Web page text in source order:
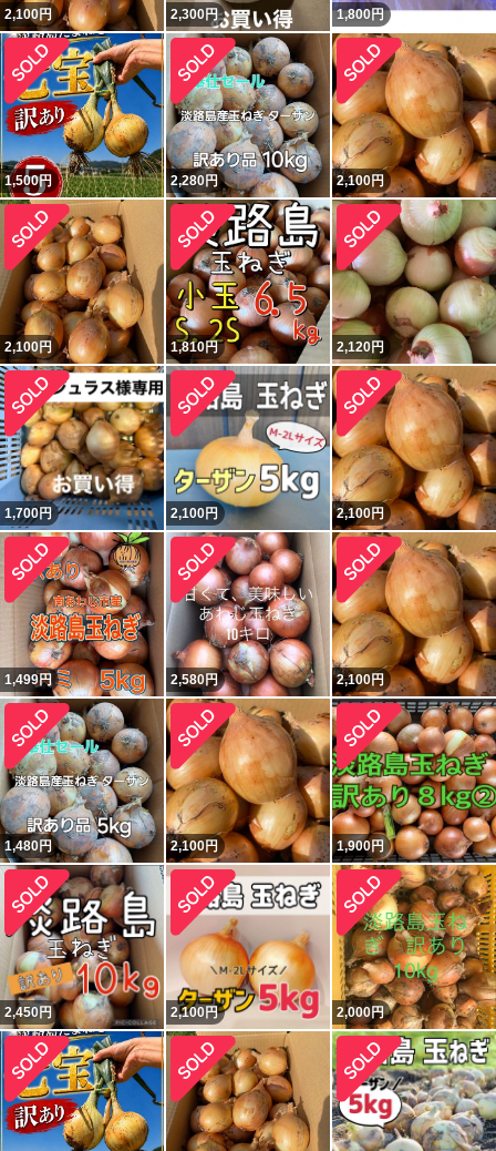
2,100円 2,300円 1,800円
1,500円 2,280円 2,100円
2,100円 1,810円 2,120円
1,700円 2,100円 2,100円
1,499円 2,580円 2,100円
1,480円 2,100円 1,900円
2,450円 2,100円 2,000円